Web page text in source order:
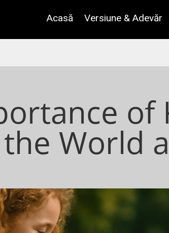
Acasă Versiune & Adevăr
of
World